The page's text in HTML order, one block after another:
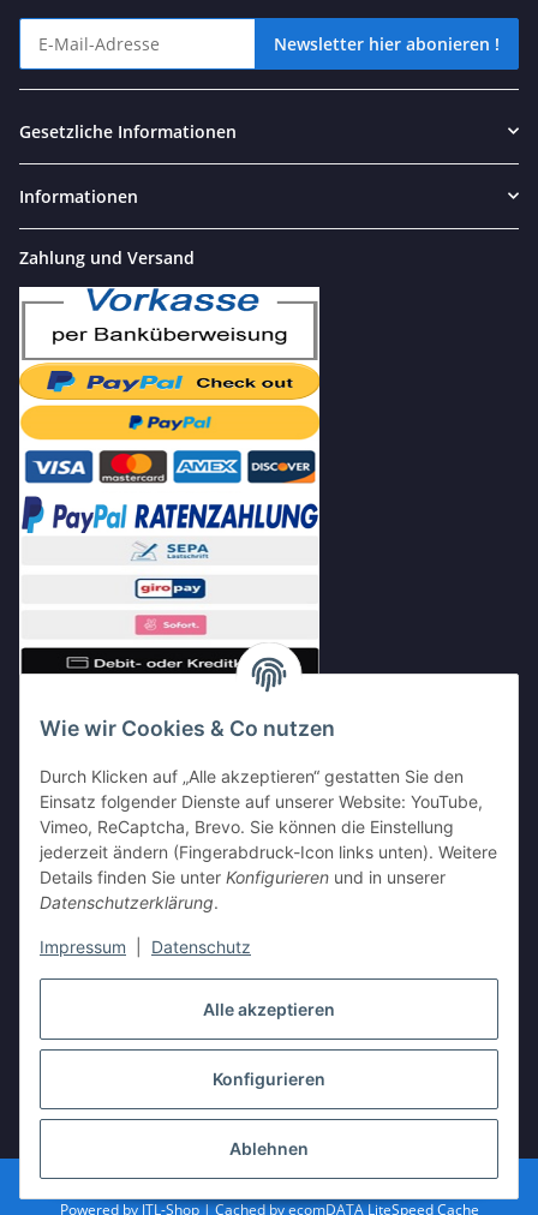
Alle akzeptieren
Konfigurieren
Ablehnen
Wie wir Cookies & Co nutzen
Durch Klicken auf „Alle akzeptieren“ gestatten Sie den
Einsatz folgender Dienste auf unserer Website: YouTube,
Vimeo, ReCaptcha, Brevo. Sie können die Einstellung
jederzeit ändern (Fingerabdruck-Icon links unten). Weitere
Details finden Sie unter Konfigurieren und in unserer
Datenschutzerklärung.
Impressum Datenschutz
Newsletter hier abonieren !
Gesetzliche Informationen
Informationen
Zahlung und Versand
Shop Partnerseiten
* Alle Preise inkl. gesetzlicher USt., zzgl.
Powered byJTL-Shop| Cached byecomDATA LiteSpeed Cache